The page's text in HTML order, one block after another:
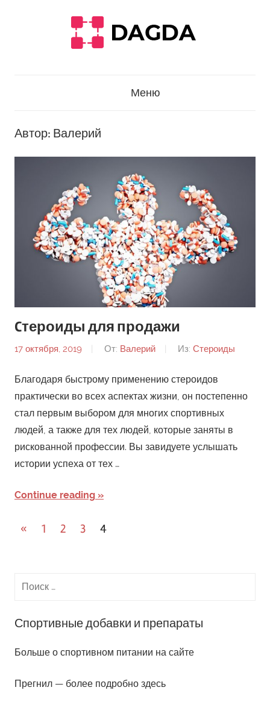
Меню
Автор: Валерий
Cтероиды для продажи
17 октября, 2019 От: Валерий Из: Стероиды
Благодаря быстрому применению стероидов
практически во всех аспектах жизни, он постепенно
стал первым выбором для многих спортивных
людей, а также для тех людей, которые заняты в
рискованной профессии. Вы завидуете услышать
истории успеха от тех …
Continue reading
записям
« Пред.
1 2 3 4
Спортивные добавки и препараты
Больше о спортивном питании на сайте
Прегнил — более подробно здесь